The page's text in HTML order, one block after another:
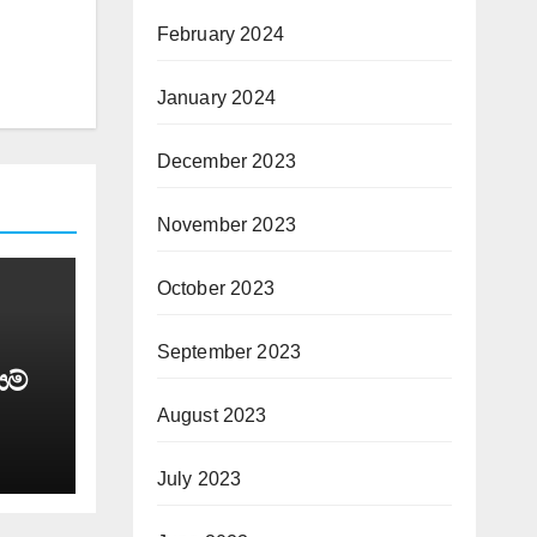
February 2024
January 2024
December 2023
November 2023
October 2023
September 2023
August 2023
July 2023